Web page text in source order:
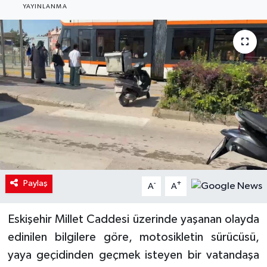
YAYINLANMA
Paylaş A- A+
Eskişehir Millet Caddesi üzerinde yaşanan olayda
edinilen bilgilere göre, motosikletin sürücüsü,
yaya geçidinden geçmek isteyen bir vatandaşa